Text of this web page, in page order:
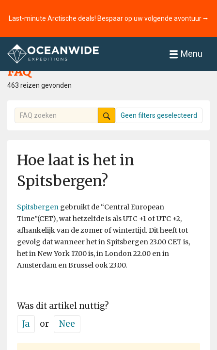
Last-minute Arctische deals! Bespaar op uw volgende avontuur ⭢
Menu
Home
FAQ
463 reizen gevonden
Geen filters geselecteerd
Hoe laat is het in
Spitsbergen?
Spitsbergen gebruikt de “Central European
Time”(CET), wat hetzelfde is als UTC +1 of UTC +2,
afhankelijk van de zomer of wintertijd. Dit heeft tot
gevolg dat wanneer het in Spitsbergen 23.00 CET is,
het in New York 17.00 is, in London 22.00 en in
Amsterdam en Brussel ook 23.00.
Was dit artikel nuttig?
Ja
or Nee